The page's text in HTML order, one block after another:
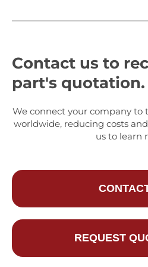
Contact us to
part's quotation.
We connect your company
worldwide, reducing costs
us to learn
REQUEST